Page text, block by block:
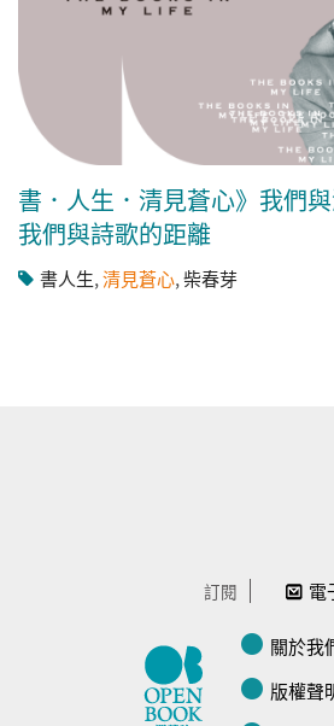
書．人生．清見蒼心》我們
我們與詩歌的距離
書人生,清見蒼心,柴春芽
訂閱 電
關於我
版權聲